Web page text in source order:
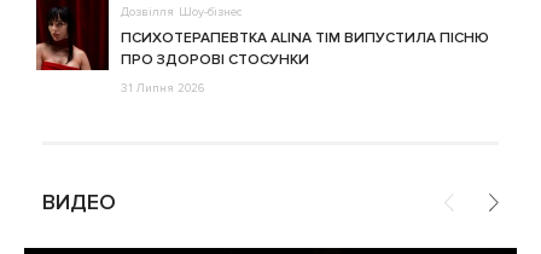
Дозвілля Шоу-бізнес
ПСИХОТЕРАПЕВТКА ALINA TIM ВИПУСТИЛА ПІСНЮ
ПРО ЗДОРОВІ СТОСУНКИ
31 Липня 2026
ВИДЕО